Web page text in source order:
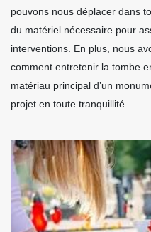
pouvons nous déplacer dans
du matériel nécessaire pour
interventions. En plus, nous
comment entretenir la tombe
matériau principal d’un
projet en toute tranquillité.